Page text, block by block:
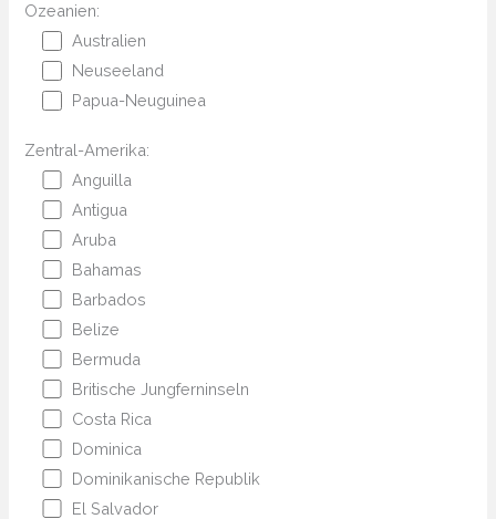
Ozeanien:
Australien
Neuseeland
Papua-Neuguinea
Zentral-Amerika:
Anguilla
Antigua
Aruba
Bahamas
Barbados
Belize
Bermuda
Britische Jungferninseln
Costa Rica
Dominica
Dominikanische Republik
El Salvador